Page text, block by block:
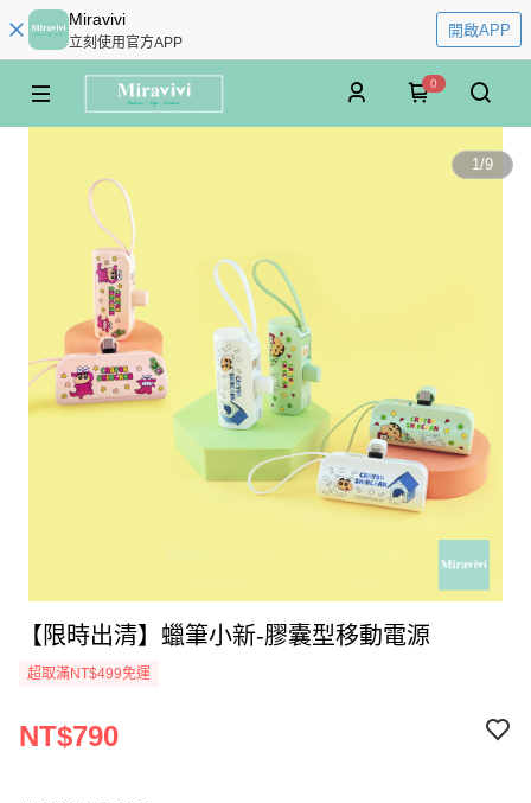
Miravivi
立刻使用官方APP
開啟APP
0
1/9
【限時出清】蠟筆小新-膠囊型移動電源
超取滿NT$499免運
NT$790